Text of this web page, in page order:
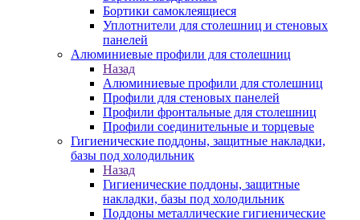
Бортики самоклеящиеся
Уплотнители для столешниц и стеновых
панелей
Алюминиевые профили для столешниц
Назад
Алюминиевые профили для столешниц
Профили для стеновых панелей
Профили фронтальные для столешниц
Профили соединительные и торцевые
Гигиенические поддоны, защитные накладки,
базы под холодильник
Назад
Гигиенические поддоны, защитные
накладки, базы под холодильник
Поддоны металлические гигиенические